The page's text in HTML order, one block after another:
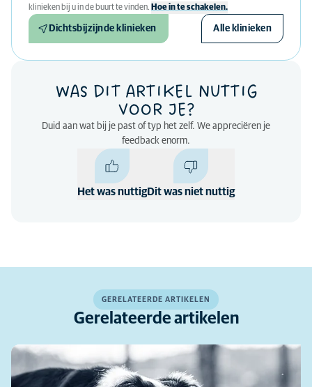
klinieken bij u in de buurt te vinden. Hoe in te schakelen.
Dichtsbijzijnde klinieken Alle klinieken
WAS DIT ARTIKEL NUTTIG
VOOR JE?
Duid aan wat bij je past of typ het zelf. We appreciëren je
feedback enorm.
Het was nuttigDit was niet nuttig
GERELATEERDE ARTIKELEN
Gerelateerde artikelen